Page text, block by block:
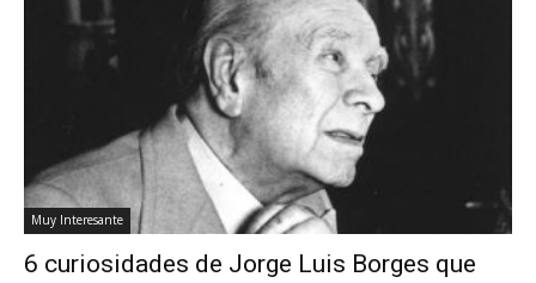
Muy Interesante
6 curiosidades de Jorge Luis Borges que